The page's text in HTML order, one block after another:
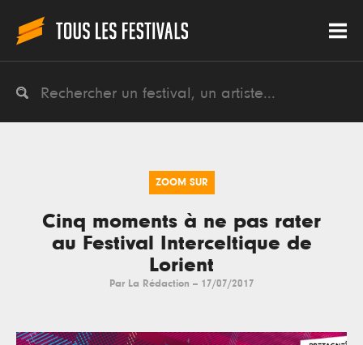
ZOOM SUR
Cinq moments à ne pas rater
au Festival Interceltique de
Lorient
Par La Rédaction -- 17/07/2017